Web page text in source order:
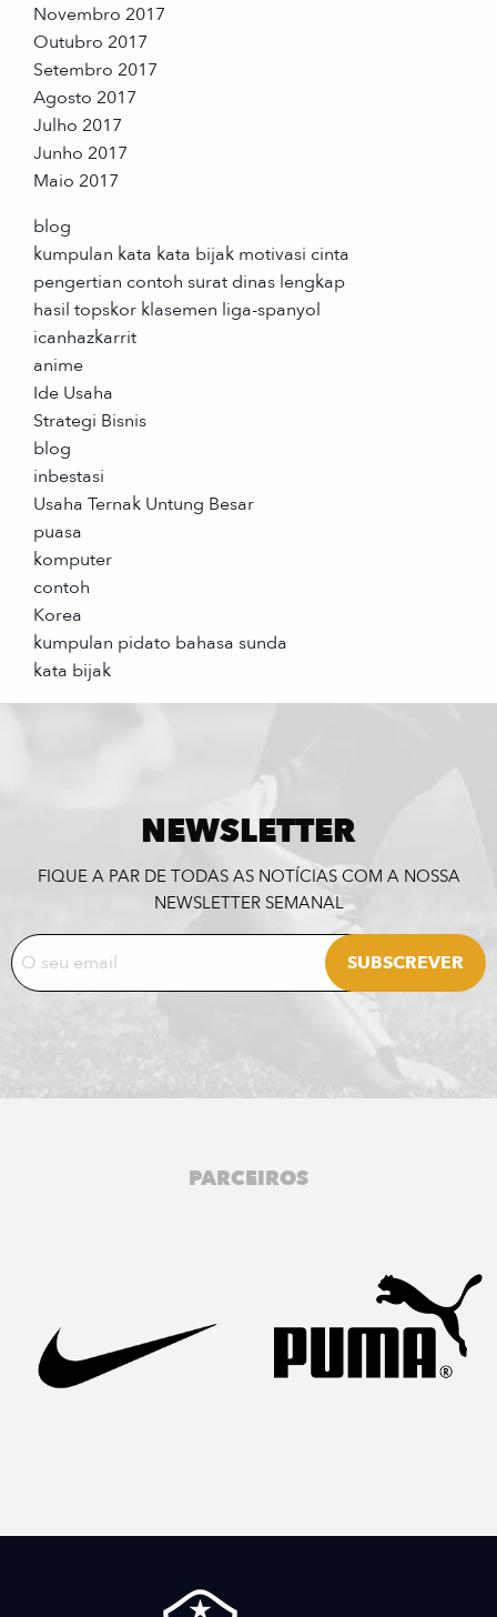
Novembro 2017
Outubro 2017
Setembro 2017
Agosto 2017
Julho 2017
Junho 2017
Maio 2017
blog
kumpulan kata kata bijak motivasi cinta
pengertian contoh surat dinas lengkap
hasil topskor klasemen liga-spanyol
icanhazkarrit
anime
Ide Usaha
Strategi Bisnis
blog
inbestasi
Usaha Ternak Untung Besar
puasa
komputer
contoh
Korea
kumpulan pidato bahasa sunda
kata bijak
NEWSLETTER
FIQUE A PAR DE TODAS AS NOTÍCIAS COM A NOSSA
NEWSLETTER SEMANAL
PARCEIROS